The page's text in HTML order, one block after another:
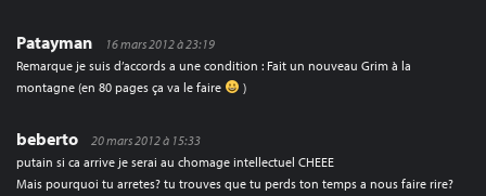
Patayman
16 mars 2012 à 23:19
Remarque je suis d’accords a une condition : Fait un nouveau Grim à la
montagne (en 80 pages ça va le faire
)
beberto
20 mars 2012 à 15:33
putain si ca arrive je serai au chomage intellectuel CHEEE
Mais pourquoi tu arretes? tu trouves que tu perds ton temps a nous faire rire?